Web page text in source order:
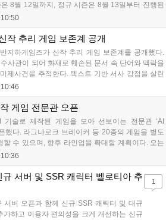
8월 12일까지, 정규 시즌은 8월 13일부터 진행된
추가와 후반부 전략 강화를 위한 다중 크로노 스피
10:50
작 추리 게임 보존계 공개
지하게임즈가 신작 추리 게임 보존계를 공개했다.
사관이 되어 화재로 훼손된 문서 속 단어와 맥락을
제사건을 추적한다. 텍스트 기반 서사 강점을 살린
합과 사건 재구성이 핵심이며, 현재 스팀 상점 페이
있다....
10:46
게임 전문관 오픈
기술로 제작된 게임을 모아 선보이는 전문관 ‘AI
했다. 라그나로크 브레이커 등 20종의 게임을 별도
할 수 있으며, 향후 라인업을 확대할 계획이다. 오는
시 할인 쿠폰을 지급하는 오픈 기념 이벤트도 진
작자와 이용자 모두에게 새로운 경험을 제공할 것
10:36
서버 및 SSR 캐릭터 벨로티아 추
서버 오픈과 함께 신규 SSR 캐릭터 및 대규
가하고 이용자 편의성을 크게 개선하는 신규
1